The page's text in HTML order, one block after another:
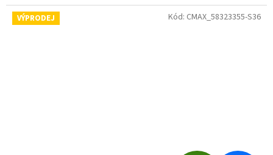
VÝPRODEJ Kód: CMAX_58323355-S36